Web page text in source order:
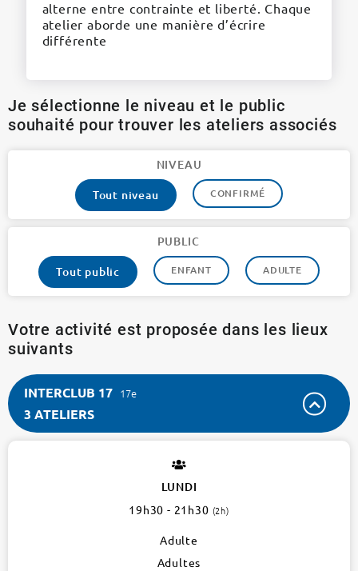
alterne entre contrainte et liberté. Chaque
atelier aborde une manière d’écrire
différente
Je sélectionne le niveau et le public
souhaité pour trouver les ateliers associés
NIVEAU
Tout niveau
CONFIRMÉ
PUBLIC
Tout public
ENFANT ADULTE
Votre activité est proposée dans les lieux
suivants
INTERCLUB 17 17e
3 ATELIERS
LUNDI
19h30 - 21h30 (2h)
Adulte
Adultes